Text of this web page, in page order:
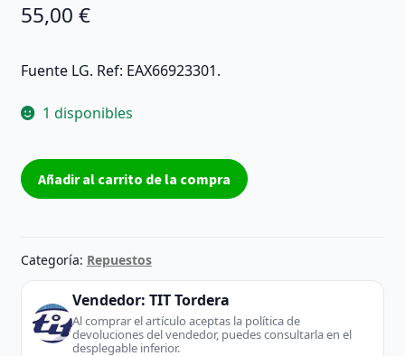
55,00 €
Fuente LG. Ref: EAX66923301.
1 disponibles
Fuente
EAX66923301
(TV
Monitor)
cantidad
Añadir al carrito de la compra
Categoría: Repuestos
Vendedor: TIT Tordera
Al comprar el artículo aceptas la política de
devoluciones del vendedor, puedes consultarla en el
desplegable inferior.